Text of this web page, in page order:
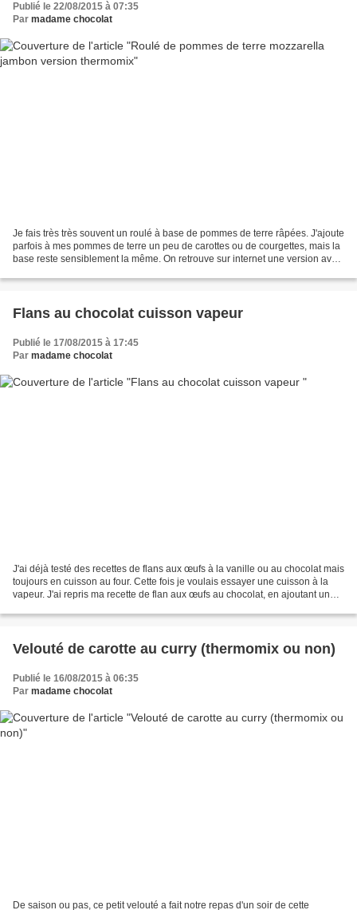
Publié le 22/08/2015 à 07:35
Par madame chocolat
Je fais très très souvent un roulé à base de pommes de terre râpées. J'ajoute
parfois à mes pommes de terre un peu de carottes ou de courgettes, mais la
base reste sensiblement la même. On retrouve sur internet une version avec
Flans au chocolat cuisson vapeur
Publié le 17/08/2015 à 17:45
Par madame chocolat
J'ai déjà testé des recettes de flans aux œufs à la vanille ou au chocolat mais
toujours en cuisson au four. Cette fois je voulais essayer une cuisson à la
vapeur. J'ai repris ma recette de flan aux œufs au chocolat, en ajoutant un
Velouté de carotte au curry (thermomix ou non)
Publié le 16/08/2015 à 06:35
Par madame chocolat
De saison ou pas, ce petit velouté a fait notre repas d'un soir de cette